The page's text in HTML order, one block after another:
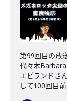
第99回目の放
代々木Barbara
エビランドさ
して100回目